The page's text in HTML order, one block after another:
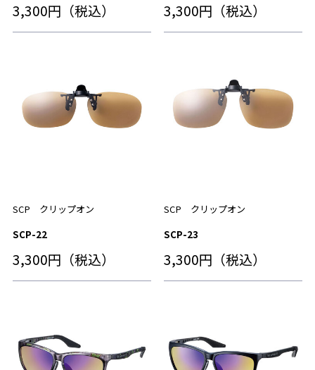
3,300円（税込） 3,300円（税込）
SCP クリップオン
SCP-22
3,300円（税込）
SCP クリップオン
SCP-23
3,300円（税込）